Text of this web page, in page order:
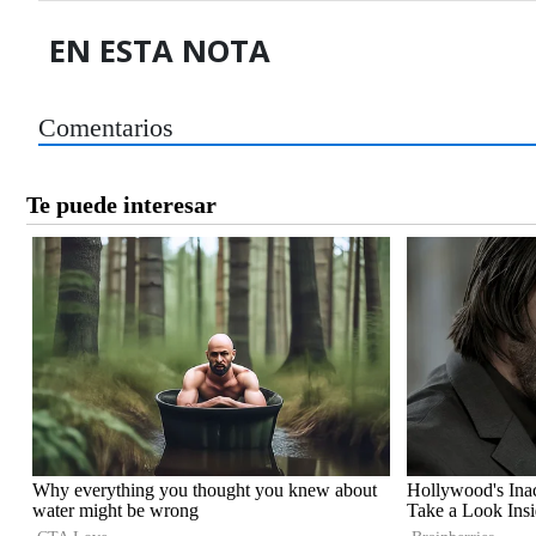
EN ESTA NOTA
Comentarios